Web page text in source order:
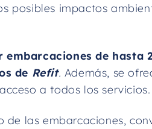
posibles impactos
de hasta
de Refit. Además, se
a todos los servicios.
las embarcaciones,